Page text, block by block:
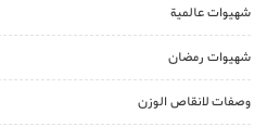
شهيوات عالمية
شهيوات رمضان
وصفات لانقاص الوزن